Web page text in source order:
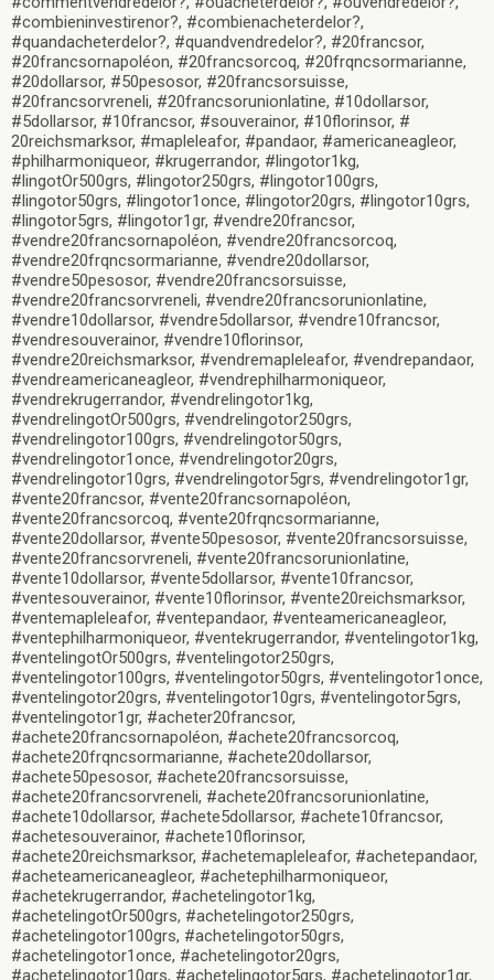
#combieninvestirenor?, #combienacheterdelor?,
#quandacheterdelor?, #quandvendredelor?, #20francsor,
#20francsornapoléon, #20francsorcoq, #20frqncsormarianne,
#20dollarsor, #50pesosor, #20francsorsuisse,
#20francsorvreneli, #20francsorunionlatine, #10dollarsor,
#5dollarsor, #10francsor, #souverainor, #10florinsor, #
20reichsmarksor, #mapleleafor, #pandaor, #americaneagleor,
#philharmoniqueor, #krugerrandor, #lingotor1kg,
#lingotOr500grs, #lingotor250grs, #lingotor100grs,
#lingotor50grs, #lingotor1once, #lingotor20grs, #lingotor10grs,
#lingotor5grs, #lingotor1gr, #vendre20francsor,
#vendre20francsornapoléon, #vendre20francsorcoq,
#vendre20frqncsormarianne, #vendre20dollarsor,
#vendre50pesosor, #vendre20francsorsuisse,
#vendre20francsorvreneli, #vendre20francsorunionlatine,
#vendre10dollarsor, #vendre5dollarsor, #vendre10francsor,
#vendresouverainor, #vendre10florinsor,
#vendre20reichsmarksor, #vendremapleleafor, #vendrepandaor,
#vendreamericaneagleor, #vendrephilharmoniqueor,
#vendrekrugerrandor, #vendrelingotor1kg,
#vendrelingotOr500grs, #vendrelingotor250grs,
#vendrelingotor100grs, #vendrelingotor50grs,
#vendrelingotor1once, #vendrelingotor20grs,
#vendrelingotor10grs, #vendrelingotor5grs, #vendrelingotor1gr,
#vente20francsor, #vente20francsornapoléon,
#vente20francsorcoq, #vente20frqncsormarianne,
#vente20dollarsor, #vente50pesosor, #vente20francsorsuisse,
#vente20francsorvreneli, #vente20francsorunionlatine,
#vente10dollarsor, #vente5dollarsor, #vente10francsor,
#ventesouverainor, #vente10florinsor, #vente20reichsmarksor,
#ventemapleleafor, #ventepandaor, #venteamericaneagleor,
#ventephilharmoniqueor, #ventekrugerrandor, #ventelingotor1kg,
#ventelingotOr500grs, #ventelingotor250grs,
#ventelingotor100grs, #ventelingotor50grs, #ventelingotor1once,
#ventelingotor20grs, #ventelingotor10grs, #ventelingotor5grs,
#ventelingotor1gr, #acheter20francsor,
#achete20francsornapoléon, #achete20francsorcoq,
#achete20frqncsormarianne, #achete20dollarsor,
#achete50pesosor, #achete20francsorsuisse,
#achete20francsorvreneli, #achete20francsorunionlatine,
#achete10dollarsor, #achete5dollarsor, #achete10francsor,
#achetesouverainor, #achete10florinsor,
#achete20reichsmarksor, #achetemapleleafor, #achetepandaor,
#acheteamericaneagleor, #achetephilharmoniqueor,
#achetekrugerrandor, #achetelingotor1kg,
#achetelingotOr500grs, #achetelingotor250grs,
#achetelingotor100grs, #achetelingotor50grs,
#achetelingotor1once, #achetelingotor20grs,
#achetelingotor10grs, #achetelingotor5grs, #achetelingotor1gr,